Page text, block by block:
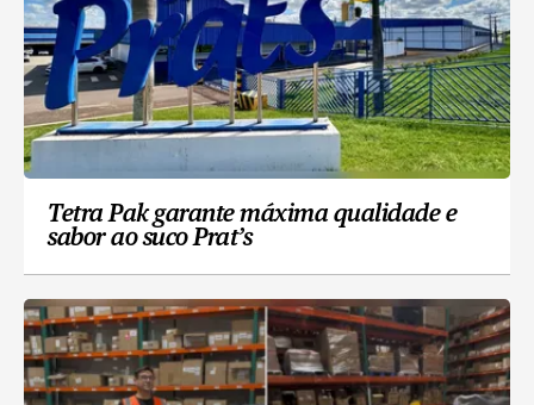
Tetra Pak garante máxima qualidade e
sabor ao suco Prat’s